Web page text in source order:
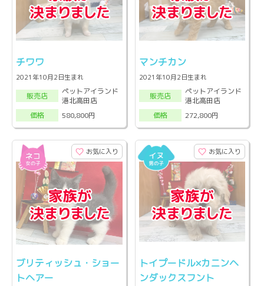
チワワ
2021年10月2日生まれ
販売店
ペットアイランド
港北高田店
価格
580,800円
マンチカン
2021年10月2日生まれ
販売店
ペットアイランド
港北高田店
価格
272,800円
お気に入り
ブリティッシュ・ショー
トヘアー
お気に入り
トイプードル×カニンヘ
ンダックスフント